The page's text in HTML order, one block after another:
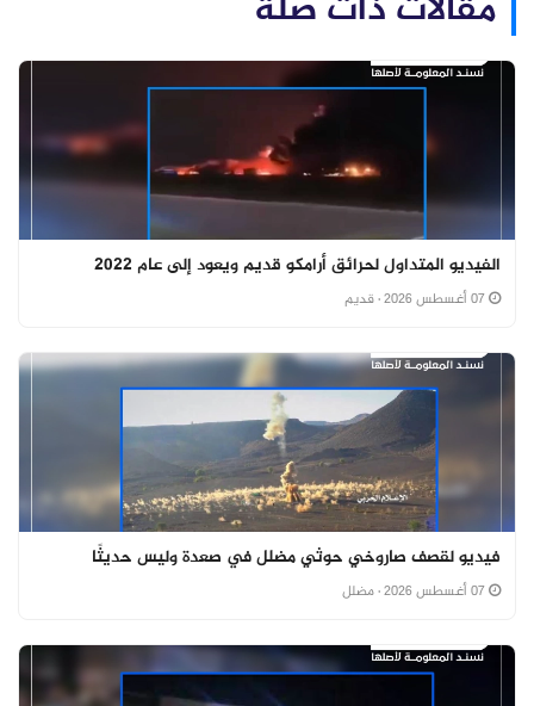
الفيديو المتداول لحرائق أرامكو قديم ويعود إلى عام 2022
· قديم
فيديو لقصف صاروخي حوثي مضلل في صعدة وليس حديثًا
· مضلل